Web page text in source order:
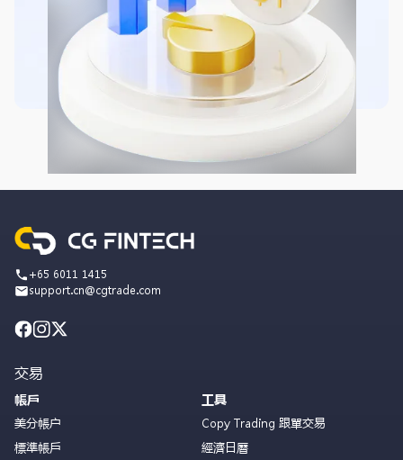
+65 6011 1415
support.cn@cgtrade.com
交易
帳戶
美分帳户
標準帳戶
工具
Copy Trading 跟單交易
經濟日曆